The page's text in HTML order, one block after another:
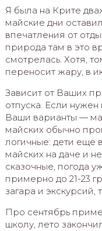
Я была на Крите
майские дни
впечатления от
природа там в это
смотрелась. Хотя,
переносит жару, в
Зависит от Ваших
отпуска. Если
Ваши варианты —
майских обычно
логичные: дети еще
майских на даче и
сказочные, погода
примерно до 21-23
загара и экскурсий,
Про сентябрь
школу, лето